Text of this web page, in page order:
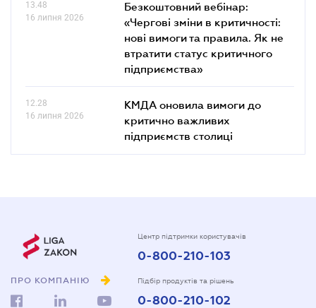
13.48
16 липня 2026
Безкоштовний вебінар:
«Чергові зміни в критичності:
нові вимоги та правила. Як не
втратити статус критичного
підприємства»
12.28
16 липня 2026
КМДА оновила вимоги до
критично важливих
підприємств столиці
ПРО КОМПАНІЮ
Центр підтримки користувачів
0-800-210-103
Підбір продуктів та рішень
0-800-210-102